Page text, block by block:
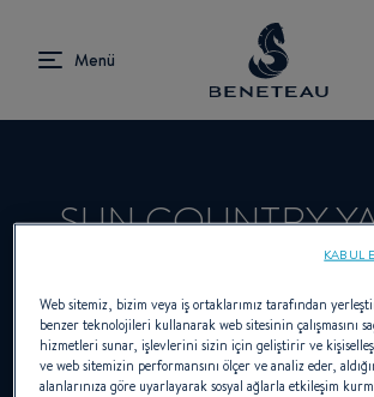
SUN COUNTRY
Satıcı In-board için
Web sitemiz, bizim veya iş ortaklarımız tarafından
benzer teknolojileri kullanarak web sitesinin çalışmasını
hizmetleri sunar, işlevlerini sizin için geliştirir ve
ve web sitemizin performansını ölçer ve analiz eder,
alanlarınıza göre uyarlayarak sosyal ağlarla etkileşim
KABUL